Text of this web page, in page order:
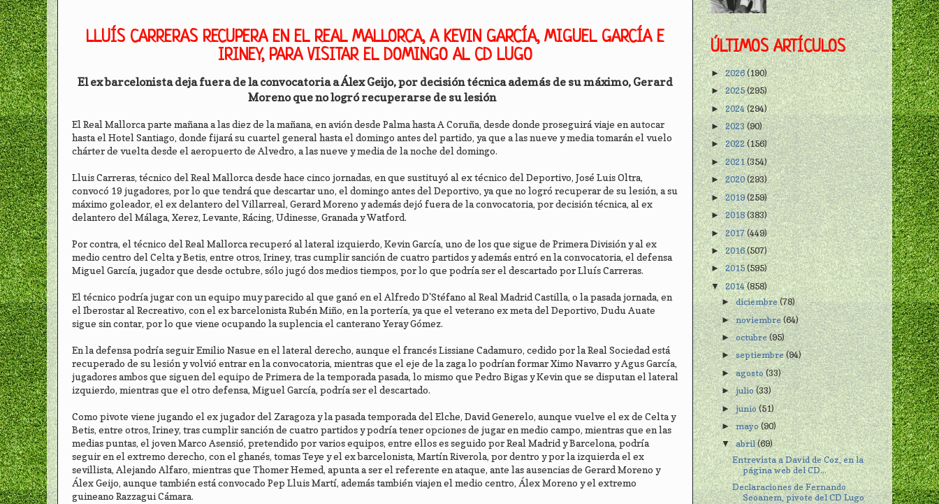
LLUÍS CARRERAS RECUPERA EN EL REAL MALLORCA, A KEVIN GARCÍA, MIGUEL GARCÍA E
IRINEY, PARA VISITAR EL DOMINGO AL CD LUGO
El ex barcelonista deja fuera de la convocatoria a Álex Geijo, por decisión técnica además de su máximo, Gerard
Moreno que no logró recuperarse de su lesión
El Real Mallorca parte mañana a las diez de la mañana, en avión desde Palma hasta A Coruña, desde donde proseguirá viaje en autocar
hasta el Hotel Santiago, donde fijará su cuartel general hasta el domingo antes del partido, ya que a las nueve y media tomarán el vuelo
chárter de vuelta desde el aeropuerto de Alvedro, a las nueve y media de la noche del domingo.
Lluis Carreras, técnico del Real Mallorca desde hace cinco jornadas, en que sustituyó al ex técnico del Deportivo, José Luis Oltra,
convocó 19 jugadores, por lo que tendrá que descartar uno, el domingo antes del Deportivo, ya que no logró recuperar de su lesión, a su
máximo goleador, el ex delantero del Villarreal, Gerard Moreno y además dejó fuera de la convocatoria, por decisión técnica, al ex
delantero del Málaga, Xerez, Levante, Rácing, Udinesse, Granada y Watford.
Por contra, el técnico del Real Mallorca recuperó al lateral izquierdo, Kevin García, uno de los que sigue de Primera División y al ex
medio centro del Celta y Betis, entre otros, Iriney, tras cumplir sanción de cuatro partidos y además entró en la convocatoria, el defensa
Miguel García, jugador que desde octubre, sólo jugó dos medios tiempos, por lo que podría ser el descartado por Lluís Carreras.
El técnico podría jugar con un equipo muy parecido al que ganó en el Alfredo D'Stéfano al Real Madrid Castilla, o la pasada jornada, en
el Iberostar al Recreativo, con el ex barcelonista Rubén Miño, en la portería, ya que el veterano ex meta del Deportivo, Dudu Auate
sigue sin contar, por lo que viene ocupando la suplencia el canterano Yeray Gómez.
En la defensa podría seguir Emilio Nasue en el lateral derecho, aunque el francés Lissiane Cadamuro, cedido por la Real Sociedad está
recuperado de su lesión y volvió entrar en la convocatoria, mientras que el eje de la zaga lo podrían formar Ximo Navarro y Agus García,
jugadores ambos que siguen del equipo de Primera de la temporada pasada, lo mismo que Pedro Bigas y Kevin que se disputan el lateral
izquierdo, mientras que el otro defensa, Miguel García, podría ser el descartado.
Como pivote viene jugando el ex jugador del Zaragoza y la pasada temporada del Elche, David Generelo, aunque vuelve el ex de Celta y
Betis, entre otros, Iriney, tras cumplir sanción de cuatro partidos y podría tener opciones de jugar en medio campo, mientras que en las
medias puntas, el joven Marco Asensió, pretendido por varios equipos, entre ellos es seguido por Real Madrid y Barcelona, podría
seguir en el extremo derecho, con el ghanés, tomas Teye y el ex barcelonista, Martín Riverola, por dentro y por la izquierda el ex
sevillista, Alejando Alfaro, mientras que Thomer Hemed, apunta a ser el referente en ataque, ante las ausencias de Gerard Moreno y
Álex Geijo, aunque también está convocado Pep Lluis Martí, además también viajen el medio centro, Álex Moreno y el extremo
guineano Razzagui Cámara.
ÚLTIMOS ARTÍCULOS
►2026(190)
►2025(295)
►2024(294)
►2023(90)
►2022(156)
►2021(354)
►2020(293)
►2019(259)
►2018(383)
►2017(449)
►2016(507)
►2015(595)
▼2014(858)
►diciembre(78)
►noviembre(64)
►octubre(95)
►septiembre(94)
►agosto(33)
►julio(33)
►junio(51)
►mayo(90)
▼abril(69)
Entrevista a David de Coz, en la
página web del CD...
Declaraciones de Fernando
Seoanem, pivote del CD Lugo